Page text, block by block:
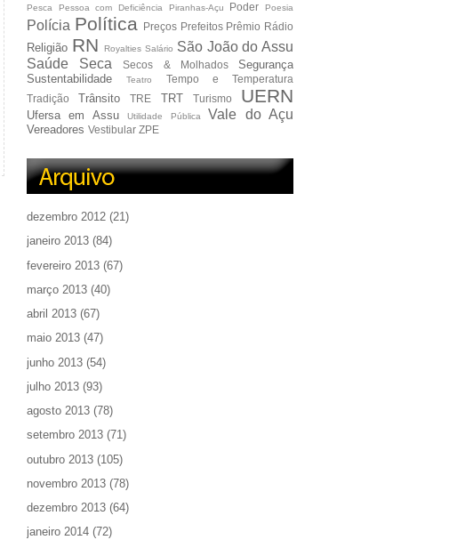
Pesca
Pessoa com Deficiência Piranhas-Açu Poder Poesia
Polícia Política Preços Prefeitos Prêmio Rádio
Religião RN Royalties Salário São João do Assu
Saúde
Seca Secos & Molhados
Segurança
Sustentabilidade
Teatro
Tempo e Temperatura
Tradição
Trânsito TRE TRT Turismo UERN
Ufersa em Assu Utilidade Pública Vale do Açu
Vereadores Vestibular ZPE
dezembro 2012 (21)
janeiro 2013 (84)
fevereiro 2013 (67)
março 2013 (40)
abril 2013 (67)
maio 2013 (47)
junho 2013 (54)
julho 2013 (93)
agosto 2013 (78)
setembro 2013 (71)
outubro 2013 (105)
novembro 2013 (78)
dezembro 2013 (64)
janeiro 2014 (72)